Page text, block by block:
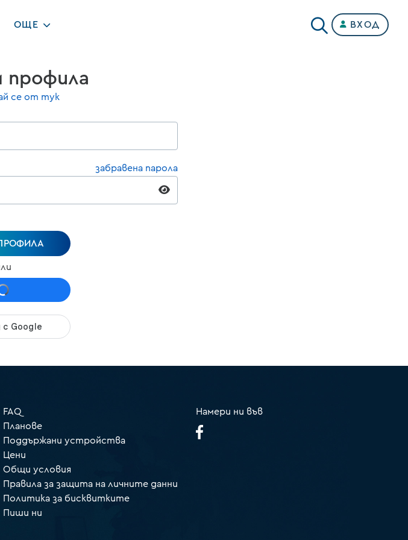
ОЩЕ ВХОД
профила
се от тук
забравена парола
FAQ
Планове
Поддържани устройства
Цени
Общи условия
Правила за защита на личните данни
Политика за бисквитките
Пиши ни
Намери ни във